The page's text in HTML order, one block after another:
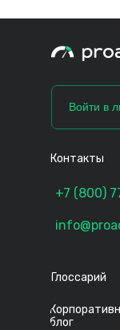
Войти в
блог
+7 (800)
Глоссарий
Контакты